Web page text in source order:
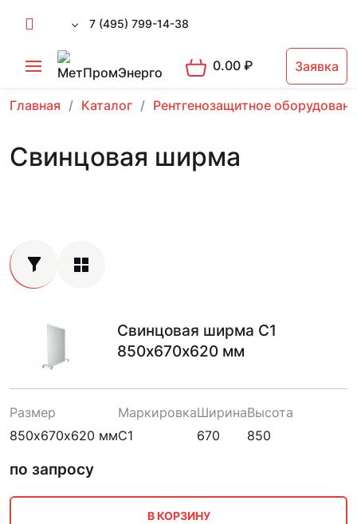
7 (495) 799-14-38
0.00₽ Заявка
Главная Каталог Рентгенозащитное
Свинцовая ширма
Свинцовая ширма С1
850х670х620 мм
Размер
850х670х620 мм
Маркировка
С1
Ширина
670
Высота
850
по запросу
В КОРЗИНУ